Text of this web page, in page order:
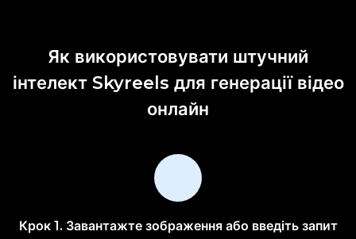
Як використовувати штучний
інтелект Skyreels для генерації відео
онлайн
Крок 1. Завантажте зображення або введіть запит